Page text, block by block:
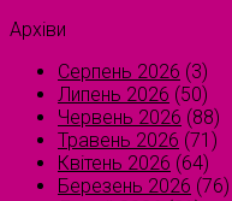
Архіви
Серпень 2026 (3)
Липень 2026 (50)
Червень 2026 (88)
Травень 2026 (71)
Квітень 2026 (64)
Березень 2026 (76)